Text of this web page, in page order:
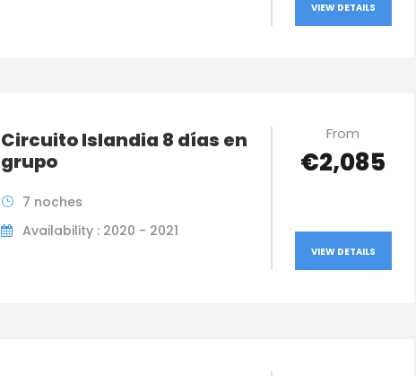
VIEW DETAILS
Circuito Islandia 8 días en
grupo
7 noches
Availability : 2020 - 2021
From
€2,085
VIEW DETAILS